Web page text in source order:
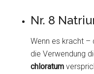
Nr. 8
Wenn es kracht –
die Verwendung
chloratum